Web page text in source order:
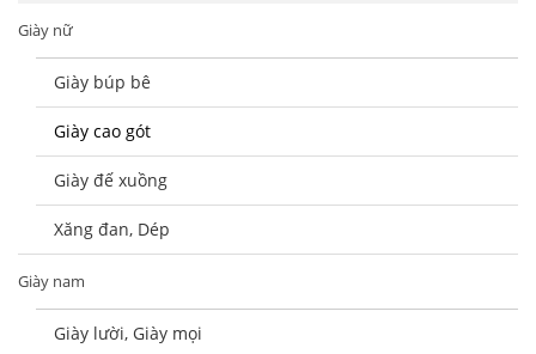
Giày nữ
Giày búp bê
Giày cao gót
Giày đế xuồng
Xăng đan, Dép
Giày nam
Giày lười, Giày mọi